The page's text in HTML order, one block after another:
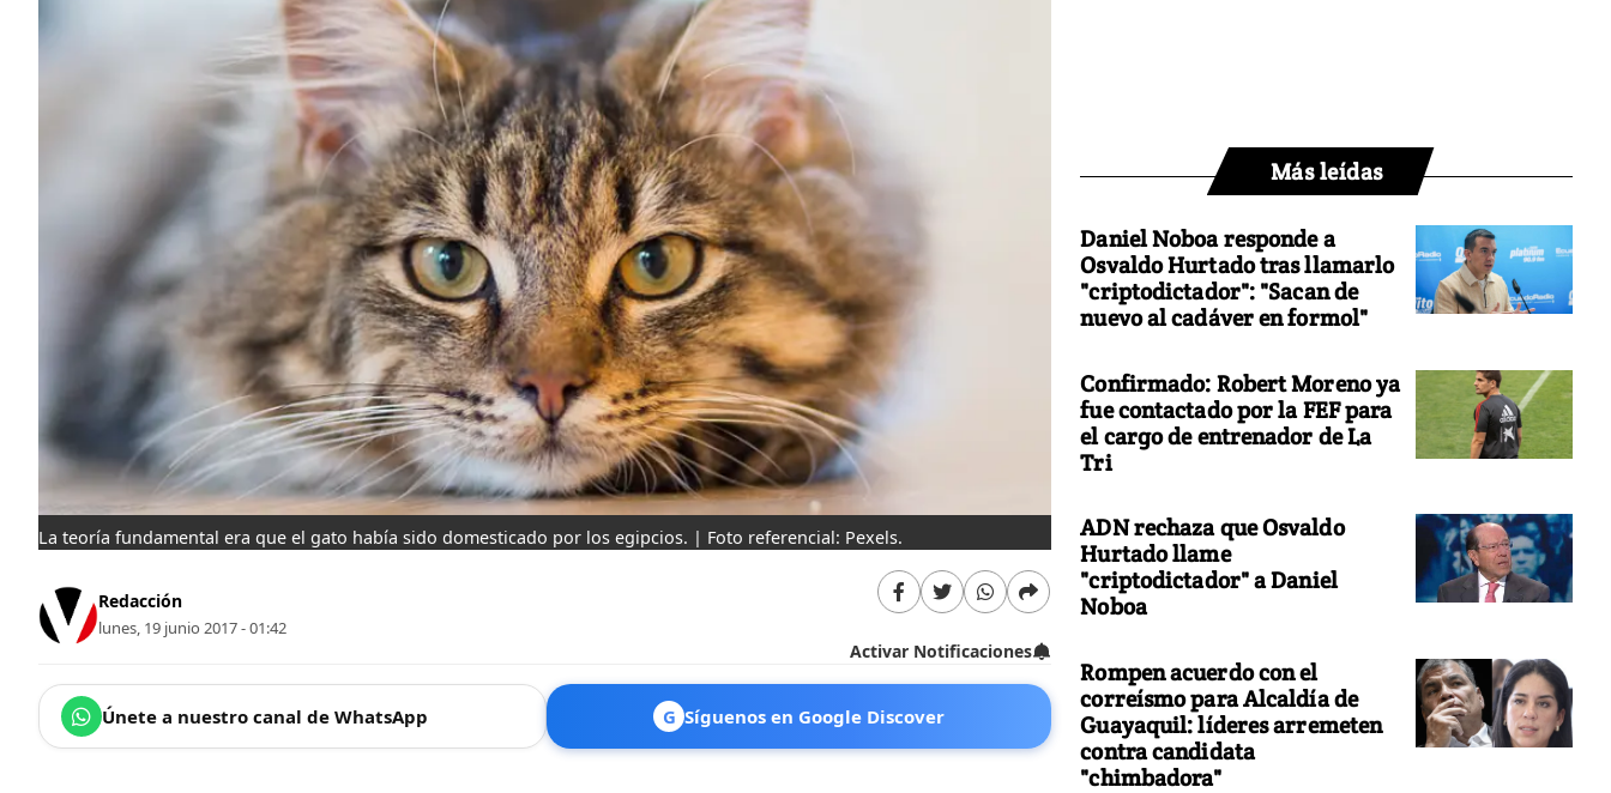
La teoría fundamental era que el gato había sido domesticado por los egipcios. | Foto referencial: Pexels.
Redacción
lunes, 19 junio 2017 - 01:42
Activar Notificaciones
Únete a nuestro canal de WhatsApp G Síguenos en Google Discover
Más leídas
Daniel Noboa responde a
Osvaldo Hurtado tras llamarlo
"criptodictador": "Sacan de
nuevo al cadáver en formol"
Confirmado: Robert Moreno ya
fue contactado por la FEF para
el cargo de entrenador de La
Tri
ADN rechaza que Osvaldo
Hurtado llame
"criptodictador" a Daniel
Noboa
Rompen acuerdo con el
correísmo para Alcaldía de
Guayaquil: líderes arremeten
contra candidata
"chimbadora"